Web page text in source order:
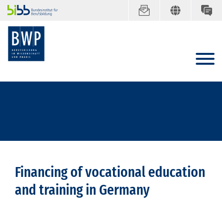
Financing of vocational education
and training in Germany